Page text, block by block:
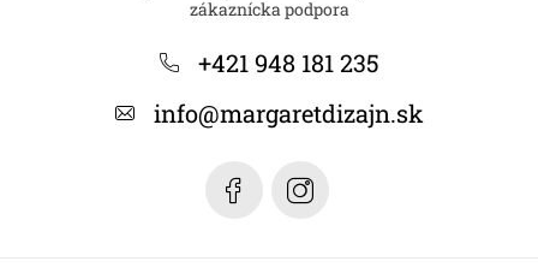
+421 948 181 235
info@margaretdizajn.sk